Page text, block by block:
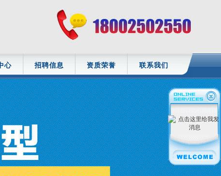
心 招聘信息 资质荣誉 联系我们